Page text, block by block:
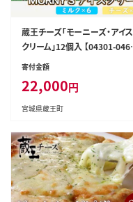
蔵王チーズ「モーニーズ・アイス
クリーム」12個入 【04301-046
7】
寄付金額
22,000円
宮城県蔵王町